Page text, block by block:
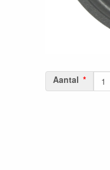
Aantal